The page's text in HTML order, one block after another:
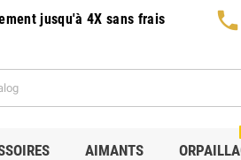
jusqu'à 4X sans frais phone
AIMANTS